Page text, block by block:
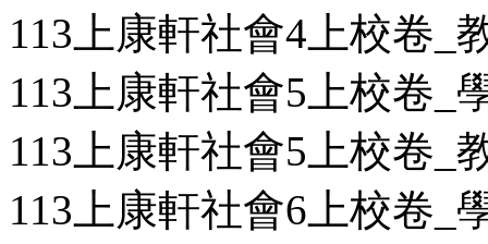
113上康軒社會4上校卷_
113上康軒社會5上校卷_
113上康軒社會5上校卷_
113上康軒社會6上校卷_